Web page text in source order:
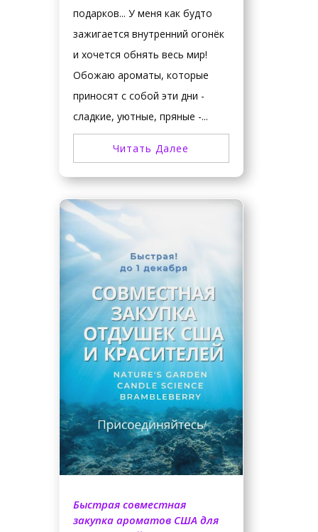
подарков... У меня как будто
зажигается внутренний огонёк
и хочется обнять весь мир!
Обожаю ароматы, которые
приносят с собой эти дни -
сладкие, уютные, пряные -...
Читать Далее
Быстрая совместная
закупка ароматов США для